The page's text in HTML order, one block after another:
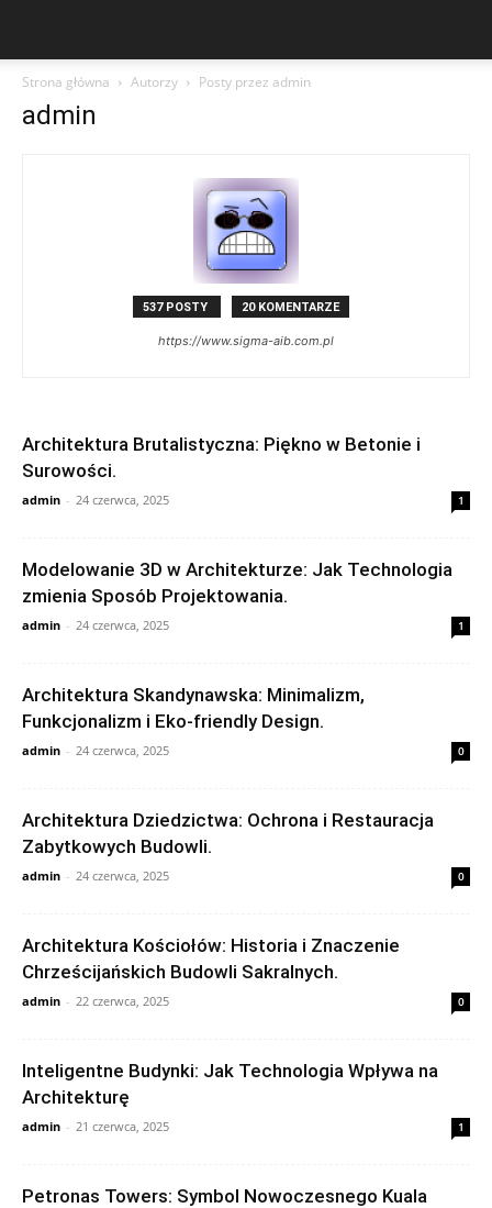
Strona główna Autorzy Posty przez admin
admin
537 POSTY 20 KOMENTARZE
https://www.sigma-aib.com.pl
Architektura Brutalistyczna: Piękno w Betonie i
Surowości.
admin - 24 czerwca, 2025 1
Modelowanie 3D w Architekturze: Jak Technologia
zmienia Sposób Projektowania.
admin - 24 czerwca, 2025 1
Architektura Skandynawska: Minimalizm,
Funkcjonalizm i Eko-friendly Design.
admin - 24 czerwca, 2025 0
Architektura Dziedzictwa: Ochrona i Restauracja
Zabytkowych Budowli.
admin - 24 czerwca, 2025 0
Architektura Kościołów: Historia i Znaczenie
Chrześcijańskich Budowli Sakralnych.
admin - 22 czerwca, 2025 0
Inteligentne Budynki: Jak Technologia Wpływa na
Architekturę
admin - 21 czerwca, 2025 1
Petronas Towers: Symbol Nowoczesnego Kuala